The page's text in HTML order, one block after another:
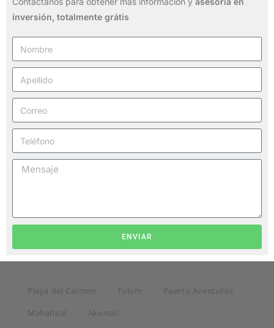
inversión, totalmente grátis
ENVIAR
Playa del Carmen Tulum
Puerto Aventuras
Mahahual
Akumal